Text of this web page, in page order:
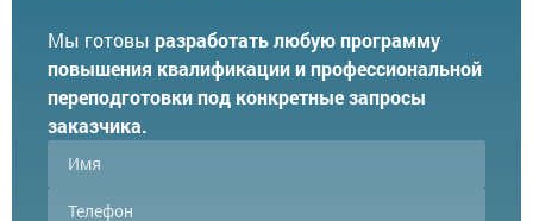
Мы готовы разработать любую программу
повышения квалификации и профессиональной
переподготовки под конкретные запросы
заказчика.